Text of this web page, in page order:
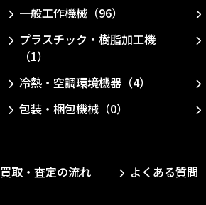
一般工作機械（96）
プラスチック・樹脂加工機
（1）
冷熱・空調環境機器（4）
包装・梱包機械（0）
買取・査定の流れ よくある質問